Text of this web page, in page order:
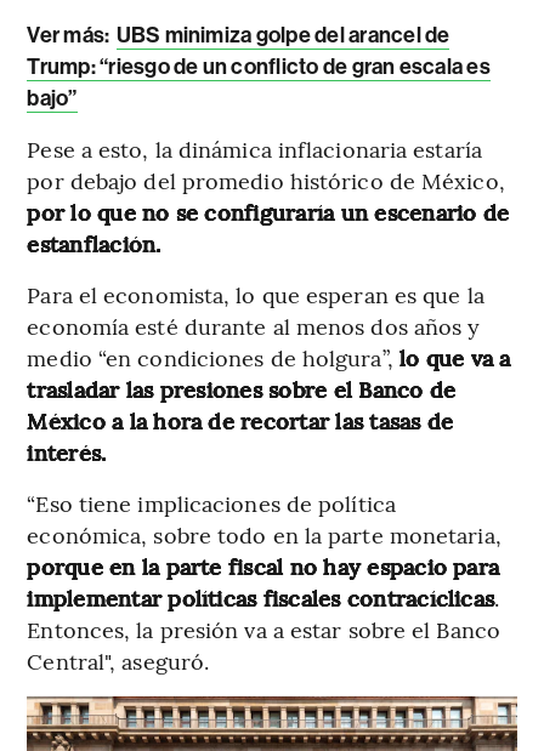
Ver más: UBS minimiza golpe del arancel de
Trump: “riesgo de un conflicto de gran escala es
bajo”
Pese a esto, la dinámica inflacionaria estaría
por debajo del promedio histórico de México,
por lo que no se configuraría un escenario de
estanflación.
Para el economista, lo que esperan es que la
economía esté durante al menos dos años y
medio “en condiciones de holgura”, lo que va a
trasladar las presiones sobre el Banco de
México a la hora de recortar las tasas de
interés.
“Eso tiene implicaciones de política
económica, sobre todo en la parte monetaria,
porque en la parte fiscal no hay espacio para
implementar políticas fiscales contracíclicas.
Entonces, la presión va a estar sobre el Banco
Central", aseguró.